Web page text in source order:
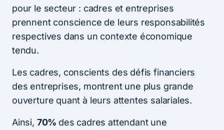
pour le secteur : cadres et entreprises
prennent conscience de leurs responsabilités
respectives dans un contexte économique
tendu.
Les cadres, conscients des défis financiers
des entreprises, montrent une plus grande
ouverture quant à leurs attentes salariales.
Ainsi, 70% des cadres attendant une